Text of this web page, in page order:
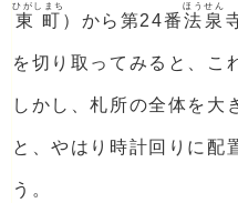
東町
ひがしまち
）から第24番法泉
ほうせん
を切り取ってみると、こ
しかし、札所の全体を大
と、やはり時計回りに配
う。